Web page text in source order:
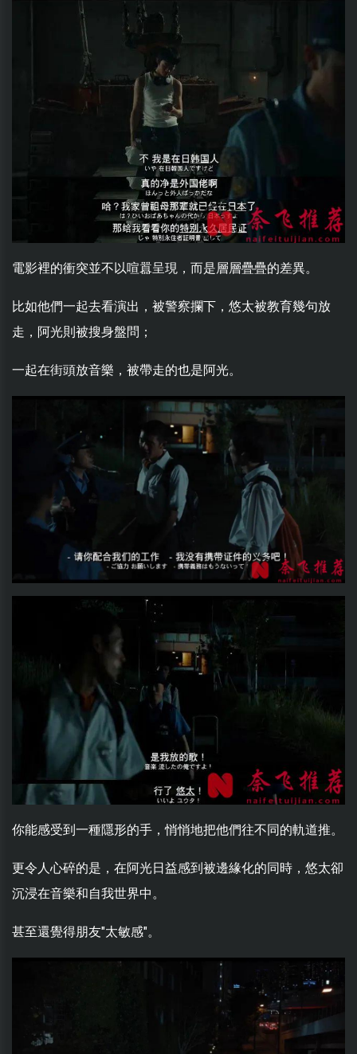
電影裡的衝突並不以喧囂呈現，而是層層疊疊的差異。
比如他們一起去看演出，被警察攔下，悠太被教育幾句放
走，阿光則被搜身盤問；
一起在街頭放音樂，被帶走的也是阿光。
你能感受到一種隱形的手，悄悄地把他們往不同的軌道推。
更令人心碎的是，在阿光日益感到被邊緣化的同時，悠太卻
沉浸在音樂和自我世界中。
甚至還覺得朋友"太敏感"。